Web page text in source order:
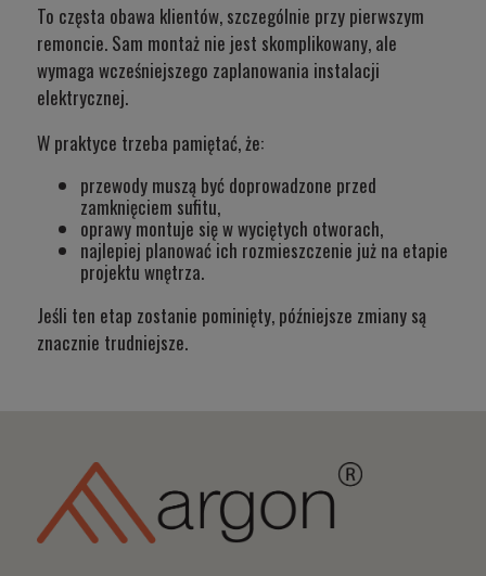
To częsta obawa klientów, szczególnie przy pierwszym
remoncie. Sam montaż nie jest skomplikowany, ale
wymaga wcześniejszego zaplanowania instalacji
elektrycznej.
W praktyce trzeba pamiętać, że:
przewody muszą być doprowadzone przed
zamknięciem sufitu,
oprawy montuje się w wyciętych otworach,
najlepiej planować ich rozmieszczenie już na etapie
projektu wnętrza.
Jeśli ten etap zostanie pominięty, późniejsze zmiany są
znacznie trudniejsze.